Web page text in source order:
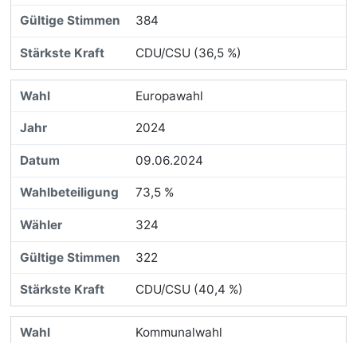
384
CDU/CSU (36,5 %)
Europawahl
2024
09.06.2024
73,5 %
324
322
CDU/CSU (40,4 %)
Kommunalwahl